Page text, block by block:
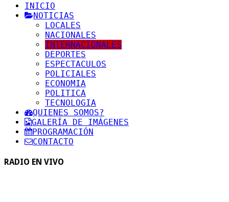
INICIO
NOTICIAS
LOCALES
NACIONALES
INTERNACIONALES
DEPORTES
ESPECTACULOS
POLICIALES
ECONOMIA
POLITICA
TECNOLOGIA
QUIENES SOMOS?
GALERÍA DE IMÁGENES
PROGRAMACIÓN
CONTACTO
RADIO EN VIVO